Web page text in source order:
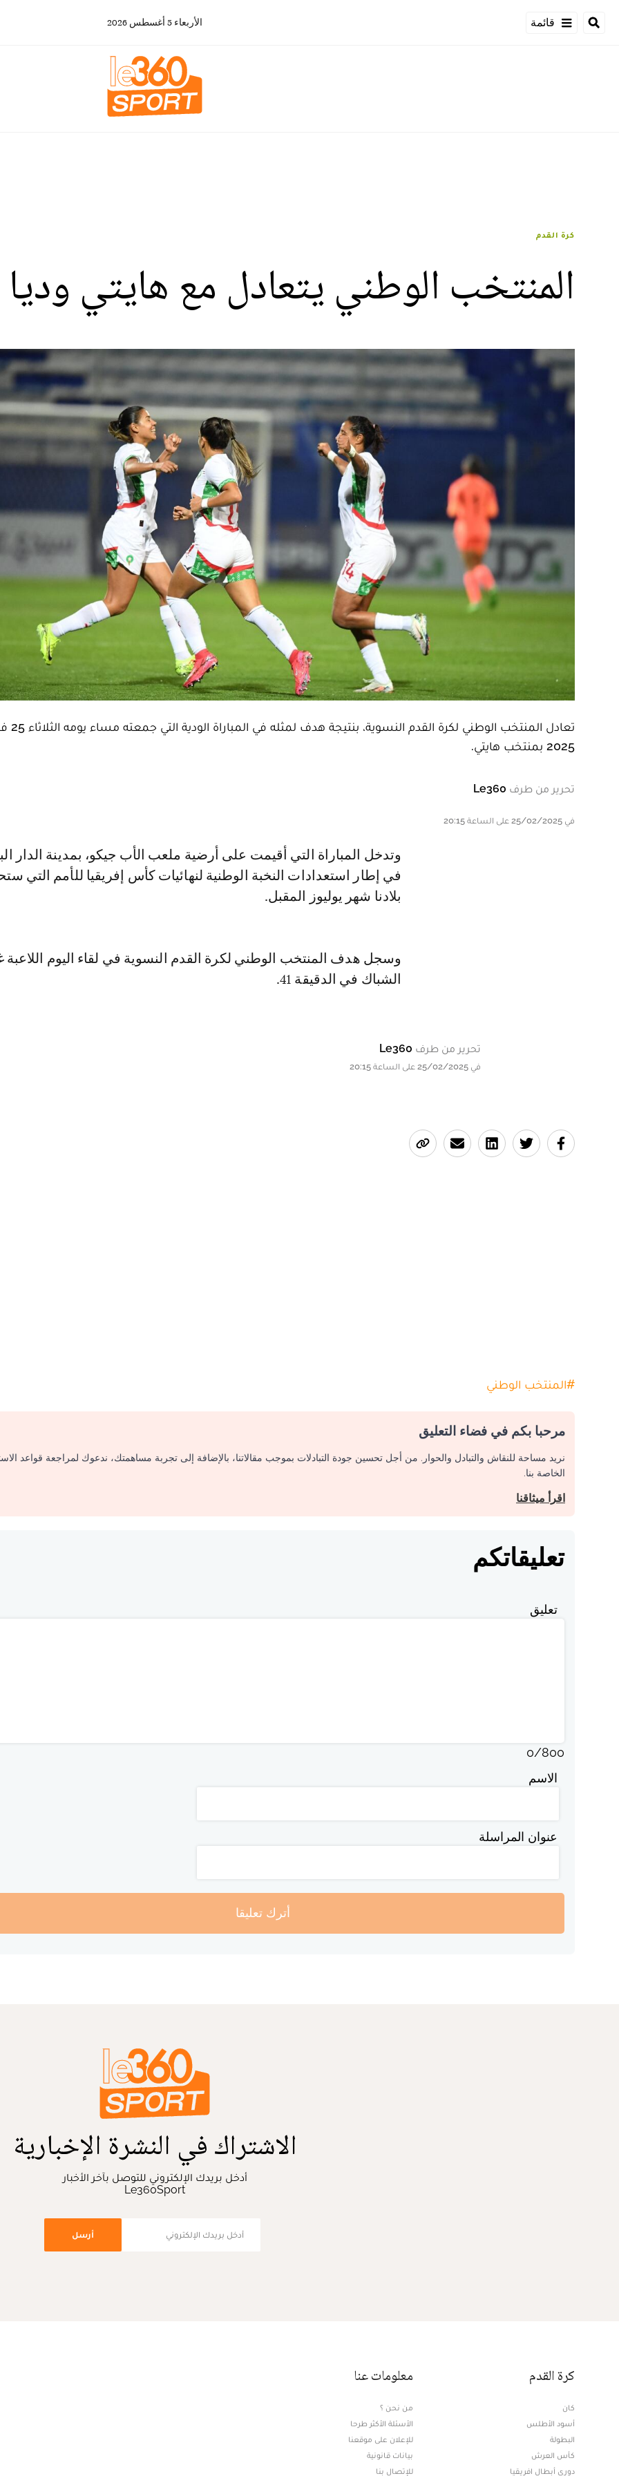
قائمة الأربعاء 5 أغسطس 2026
كرة القدم
المنتخب الوطني يتعادل مع هايتي وديا
تعادل المنتخب الوطني
2025 بمنتخب هايتي.
تحرير من طرف Le360
في 25/02/2025 على الساعة 20:15
وتدخل المباراة التي أقيمت على أرضية ملعب الأب جيكو، بمدينة الدار البيضاء،
في إطار استعدادات النخبة الوطنية لنهائيات كأس إفريقيا للأمم التي
بلادنا شهر يوليوز المقبل.
وسجل هدف المنتخب الوطني لكرة القدم النسوية في لقاء اليوم اللاعبة
الشباك في الدقيقة 41.
تحرير من طرف Le360
في 25/02/2025 على الساعة 20:15
#المنتخب الوطني
مرحبا بكم في فضاء التعليق
نريد مساحة للنقاش والتبادل والحوار. من أجل تحسين جودة التبادلات بموجب مقالاتنا، بالإضافة إلى تجربة مساهمتك، ندعوك لمراجعة قواعد
الخاصة بنا.
اقرأ ميثاقنا
تعليقاتكم
تعليق
0/800
الاسم
عنوان المراسلة
أترك تعليقا
الاشتراك في النشرة الإخبارية
أدخل بريدك الإلكتروني للتوصل بآخر الأخبار
Le360Sport
أرسل
كرة القدم
كان
أسود الأطلس
البطولة
كأس العرش
دوري أبطال افريقيا
معلومات عنا
من نحن ؟
الأسئلة الأكثر طرحا
للإعلان على موقعنا
بيانات قانونية
للإتصال بنا